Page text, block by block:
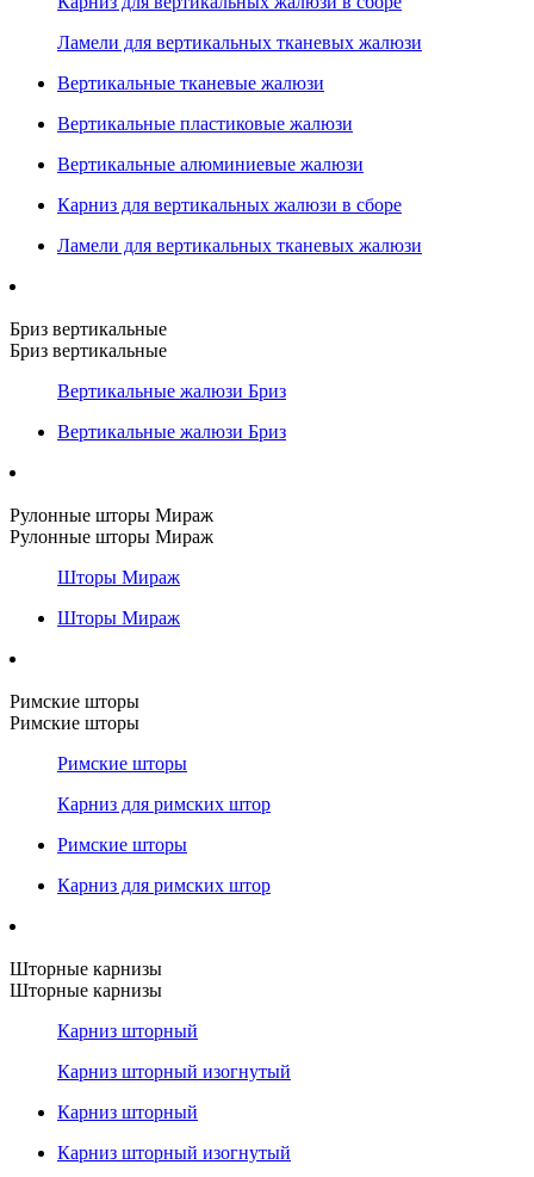
Ламели для вертикальных тканевых жалюзи
Вертикальные тканевые жалюзи
Вертикальные пластиковые жалюзи
Вертикальные алюминиевые жалюзи
Карниз для вертикальных жалюзи в сборе
Ламели для вертикальных тканевых жалюзи
Бриз вертикальные
Бриз вертикальные
Вертикальные жалюзи Бриз
Вертикальные жалюзи Бриз
Рулонные шторы Мираж
Рулонные шторы Мираж
Шторы Мираж
Шторы Мираж
Римские шторы
Римские шторы
Римские шторы
Карниз для римских штор
Римские шторы
Карниз для римских штор
Шторные карнизы
Шторные карнизы
Карниз шторный
Карниз шторный изогнутый
Карниз шторный
Карниз шторный изогнутый